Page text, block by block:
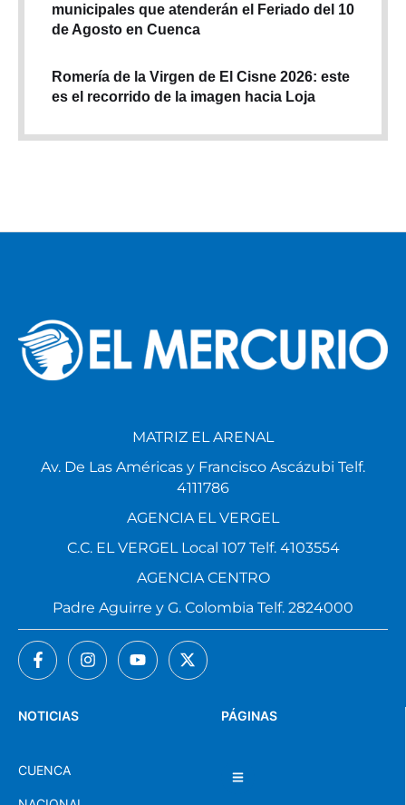
municipales que atenderán el Feriado del 10
de Agosto en Cuenca
Romería de la Virgen de El Cisne 2026: este
es el recorrido de la imagen hacia Loja
PÁGINAS
NOTICIAS
CUENCA
MATRIZ EL ARENAL
Av. De Las Américas y Francisco Ascázubi Telf.
4111786
AGENCIA EL VERGEL
C.C. EL VERGEL Local 107 Telf. 4103554
AGENCIA CENTRO
Padre Aguirre y G. Colombia Telf. 2824000